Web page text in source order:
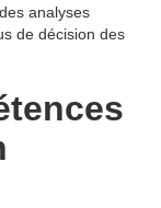
analyses
de décision des